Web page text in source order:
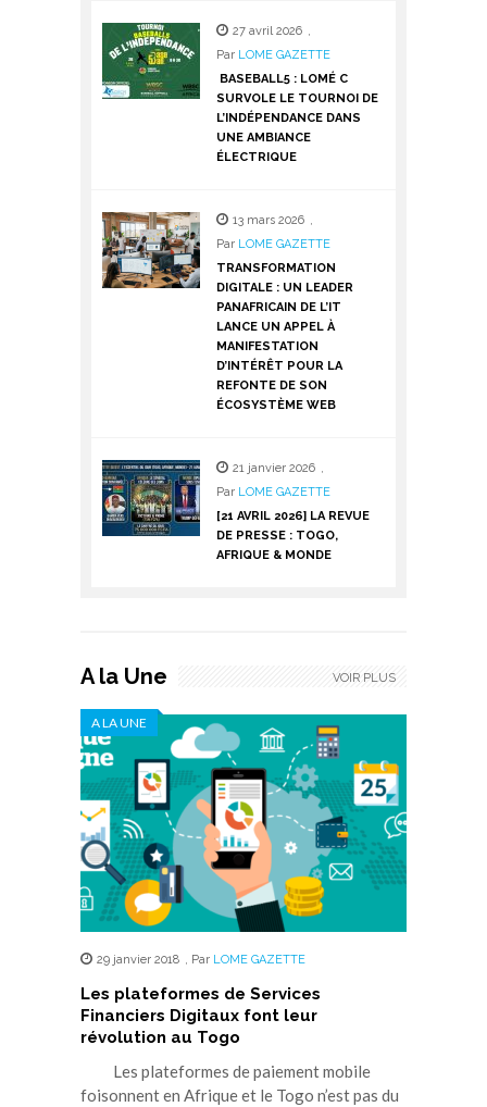
27 avril 2026 ,
Par LOME GAZETTE
BASEBALL5 : LOMÉ C
SURVOLE LE TOURNOI DE
L’INDÉPENDANCE DANS
UNE AMBIANCE
ÉLECTRIQUE
13 mars 2026 ,
Par LOME GAZETTE
TRANSFORMATION
DIGITALE : UN LEADER
PANAFRICAIN DE L’IT
LANCE UN APPEL À
MANIFESTATION
D’INTÉRÊT POUR LA
REFONTE DE SON
ÉCOSYSTÈME WEB
21 janvier 2026 ,
Par LOME GAZETTE
[21 AVRIL 2026] LA REVUE
DE PRESSE : TOGO,
AFRIQUE & MONDE
A la Une
A LA UNE
29 janvier 2018 , Par LOME GAZETTE
Les plateformes de Services
Financiers Digitaux font leur
révolution au Togo
Les plateformes de paiement mobile
foisonnent en Afrique et le Togo n’est pas du
VOIR PLUS